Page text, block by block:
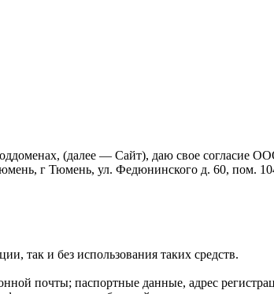
(далее — Сайт), даю свое согласие
г Тюмень, ул. Федюнинского д. 60, пом.
так и без использования таких средств.
почты; паспортные данные, адрес